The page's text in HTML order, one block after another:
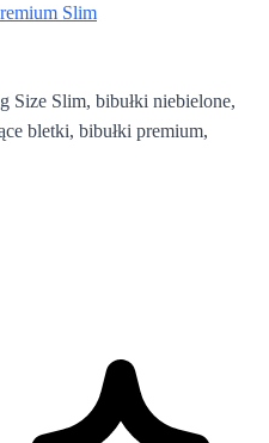
Slim
Slim, bibułki niebielone,
bletki, bibułki premium,